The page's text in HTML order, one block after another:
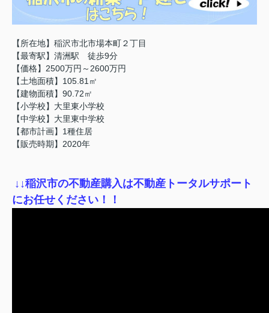
【所在地】稲沢市北市場本町２丁目
【最寄駅】清洲駅 徒歩9分
【価格】2500万円～2600万円
【土地面積】105.81㎡
【建物面積】90.72㎡
【小学校】大里東小学校
【中学校】大里東中学校
【都市計画】1種住居
【販売時期】2020年
↓ ↓稲沢市の不動産購入は不動産トータルサポート
にお任せください！！